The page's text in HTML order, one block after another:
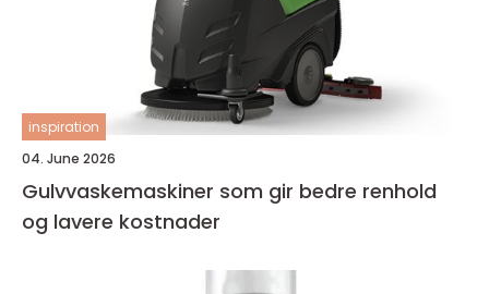
inspiration
04. June 2026
Gulvvaskemaskiner som gir bedre renhold
og lavere kostnader